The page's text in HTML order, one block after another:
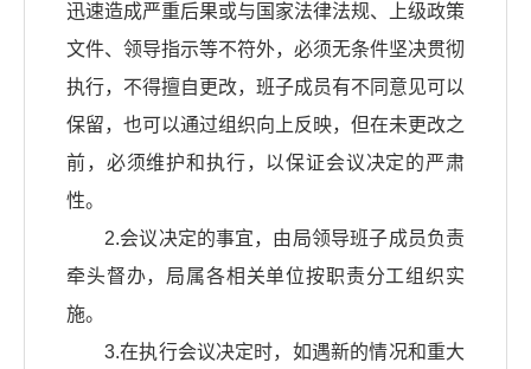
迅速造成严重后果或与国家法律法规、上级政策
文件、领导指示等不符外，必须无条件坚决贯彻
执行，不得擅自更改，班子成员有不同意见可以
保留，也可以通过组织向上反映，但在未更改之
前，必须维护和执行，以保证会议决定的严肃
性。
2.会议决定的事宜，由局领导班子成员负责
牵头督办，局属各相关单位按职责分工组织实
施。
3.在执行会议决定时，如遇新的情况和重大